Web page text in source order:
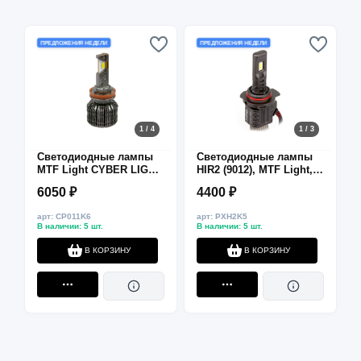
ПРЕДЛОЖЕНИЯ НЕДЕЛИ
1 / 4
Светодиодные лампы
MTF Light CYBER LIGHT
6500 лм, 65 Вт, комплект
6050 ₽
арт: CP011K6
В наличии: 5 шт.
В КОРЗИНУ
ПРЕДЛОЖЕНИЯ НЕДЕЛИ
1 / 3
Светодиодные лампы
HIR2 (9012), MTF Light,
45W, 4500lm, 6000K, без
4400 ₽
арт: PXH2K5
В наличии: 5 шт.
В КОРЗИНУ